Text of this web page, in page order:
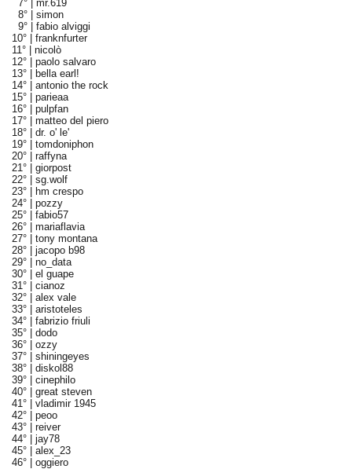
7° | mr.619
8° | simon
9° | fabio alviggi
10° | franknfurter
11° | nicolò
12° | paolo salvaro
13° |
bella earl!
14° | antonio the rock
15° | parieaa
16° | pulpfan
17° | matteo del piero
18° | dr. o' le'
19° | tomdoniphon
20° | raffyna
21° | giorpost
22° | sg.wolf
23° |
hm crespo
24° | pozzy
25° | fabio57
26° | mariaflavia
27° | tony montana
28° | jacopo b98
29° | no_data
30° | el guape
31° | cianoz
32° | alex vale
33° | aristoteles
34° | fabrizio friuli
35° | dodo
36° | ozzy
37° | shiningeyes
38° | diskol88
39° | cinephilo
40° | great steven
41° | vladimir 1945
42° | peoo
43° | reiver
44° | jay78
45° | alex_23
46° | oggiero